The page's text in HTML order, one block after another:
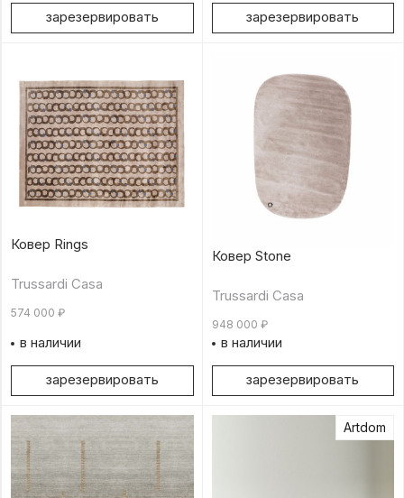
зарезервировать зарезервировать
Ковер Rings
Trussardi Casa
574 000 ₽
в наличии
зарезервировать
Ковер Stone
Trussardi Casa
948 000 ₽
в наличии
зарезервировать
Artdom